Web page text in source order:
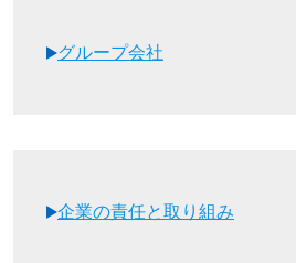
グループ会社
企業の責任と取り組み